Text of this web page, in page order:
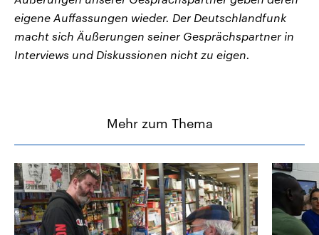
eigene Auffassungen wieder. Der Deutschlandfunk
macht sich Äußerungen seiner Gesprächspartner in
Interviews und Diskussionen nicht zu eigen.
Mehr zum Thema